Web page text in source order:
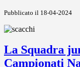
Pubblicato il 18-04-2024
La Squadra
Campionati